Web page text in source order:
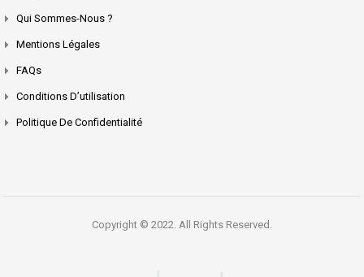
Qui Sommes-Nous ?
Mentions Légales
FAQs
Conditions D’utilisation
Politique De Confidentialité
Copyright © 2022. All Rights Reserved.